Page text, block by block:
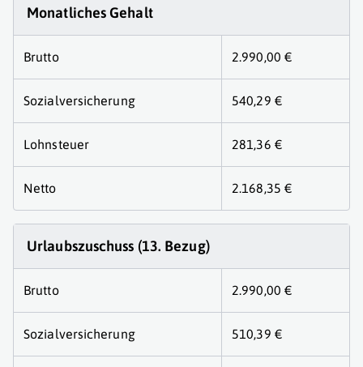
Monatliches Gehalt
Brutto 2.990,00 €
Sozialversicherung 540,29 €
Lohnsteuer 281,36 €
Netto 2.168,35 €
Urlaubszuschuss (13. Bezug)
Brutto 2.990,00 €
Sozialversicherung 510,39 €